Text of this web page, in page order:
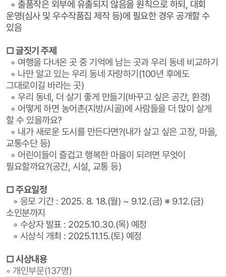
◦ 출품작은 외부에 유출되지 않음을 원칙으로 하되, 대회
운영(심사 및 우수작품집 제작 등)에 필요한 경우 공개할 수
있음
□ 글짓기 주제
◦ 여행을 다녀온 곳 중 기억에 남는 곳과 우리 동네 비교하기
◦ 나만 알고 있는 우리 동네 자랑하기(100년 후에도
그대로이길 바라는 곳)
◦ 우리 동네, 더 살기 좋게 만들기(바꾸고 싶은 공간, 환경)
◦ 어떻게 하면 농어촌(지방/시골)에 사람들을 더 많이 살게
할 수 있을까요?
◦ 내가 새로운 도시를 만든다면?(내가 살고 싶은 고장, 마을,
교통수단 등)
◦ 어린이들이 즐겁고 행복한 마을이 되려면 무엇이
필요할까요?(공간, 시설, 교통 등)
□ 주요일정
◦ 응모 기간 : 2025. 8. 18.(월) ~ 9.12.(금) ※ 9.12.(금)
소인분까지
◦ 수상자 발표 : 2025.10.30.(목) 예정
◦ 시상식 개최 : 2025.11.15.(토) 예정
□ 시상내용
◦ 개인부문(137명)